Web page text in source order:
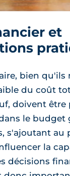
et
bien qu'ils
du coût
doivent être
le budget
s'ajoutant au
la
décisions